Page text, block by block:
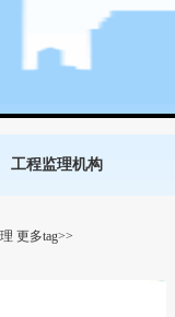
工程监理机构
更多tag>>